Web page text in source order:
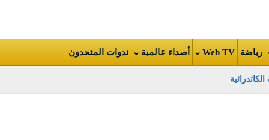
Web TV أصداء عالمية ندوات المتحدون